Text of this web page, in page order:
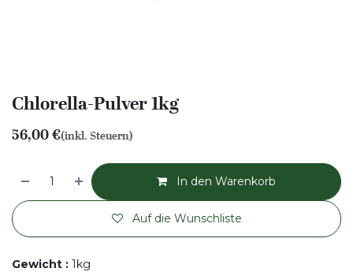
Chlorella-Pulver 1kg
56,00€(inkl. Steuern)
In den Warenkorb
Auf die Wunschliste
Gewicht : 1kg